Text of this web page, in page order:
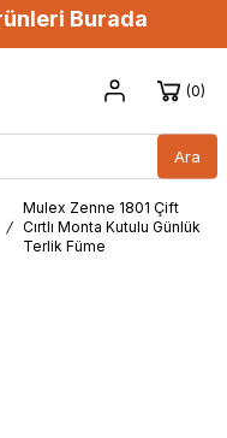
Burada
Ara
0
/
Mulex Zenne 1801 Çift
Cırtlı Monta Kutulu Günlük
Terlik Füme